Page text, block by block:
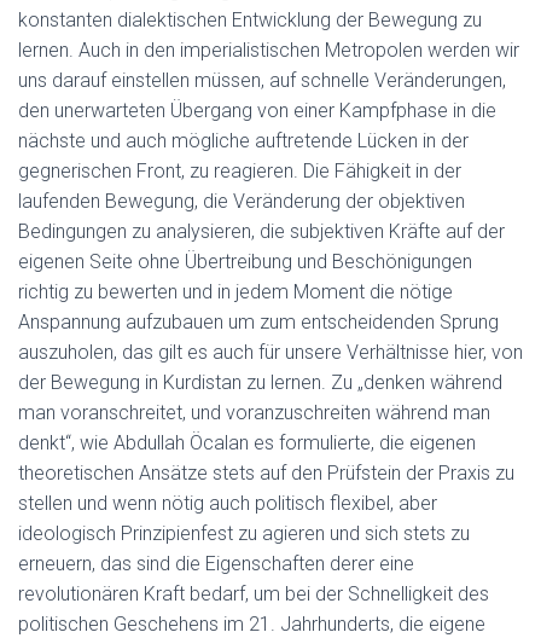
konstanten dialektischen Entwicklung der Bewegung zu
lernen. Auch in den imperialistischen Metropolen werden wir
uns darauf einstellen müssen, auf schnelle Veränderungen,
den unerwarteten Übergang von einer Kampfphase in die
nächste und auch mögliche auftretende Lücken in der
gegnerischen Front, zu reagieren. Die Fähigkeit in der
laufenden Bewegung, die Veränderung der objektiven
Bedingungen zu analysieren, die subjektiven Kräfte auf der
eigenen Seite ohne Übertreibung und Beschönigungen
richtig zu bewerten und in jedem Moment die nötige
Anspannung aufzubauen um zum entscheidenden Sprung
auszuholen, das gilt es auch für unsere Verhältnisse hier, von
der Bewegung in Kurdistan zu lernen. Zu „denken während
man voranschreitet, und voranzuschreiten während man
denkt“, wie Abdullah Öcalan es formulierte, die eigenen
theoretischen Ansätze stets auf den Prüfstein der Praxis zu
stellen und wenn nötig auch politisch flexibel, aber
ideologisch Prinzipienfest zu agieren und sich stets zu
erneuern, das sind die Eigenschaften derer eine
revolutionären Kraft bedarf, um bei der Schnelligkeit des
politischen Geschehens im 21. Jahrhunderts, die eigene